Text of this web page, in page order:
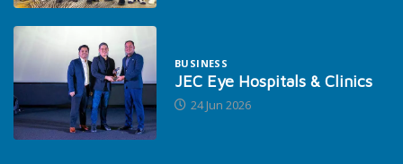
BUSINESS
JEC Eye Hospitals & Clinics
24 Jun 2026